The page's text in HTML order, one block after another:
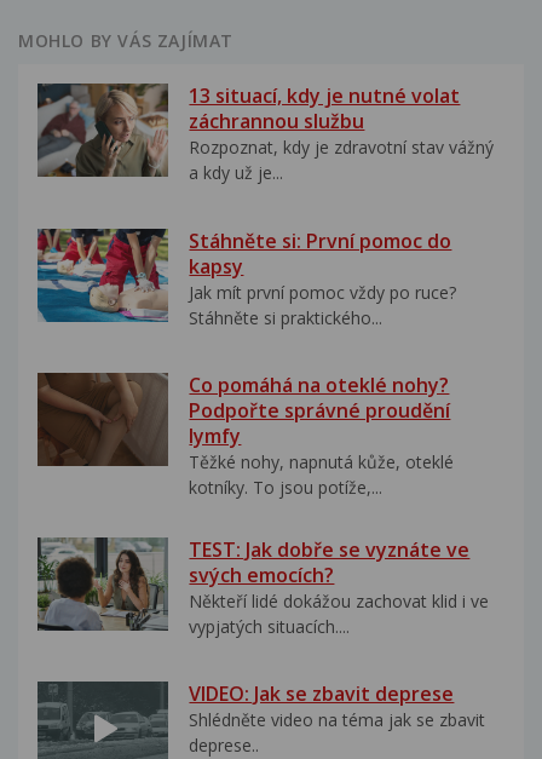
MOHLO BY VÁS ZAJÍMAT
13 situací, kdy je nutné volat
záchrannou službu
Rozpoznat, kdy je zdravotní stav vážný
a kdy už je...
Stáhněte si: První pomoc do
kapsy
Jak mít první pomoc vždy po ruce?
Stáhněte si praktického...
Co pomáhá na oteklé nohy?
Podpořte správné proudění
lymfy
Těžké nohy, napnutá kůže, oteklé
kotníky. To jsou potíže,...
TEST: Jak dobře se vyznáte ve
svých emocích?
Někteří lidé dokážou zachovat klid i ve
vypjatých situacích....
VIDEO: Jak se zbavit deprese
Shlédněte video na téma jak se zbavit
deprese..